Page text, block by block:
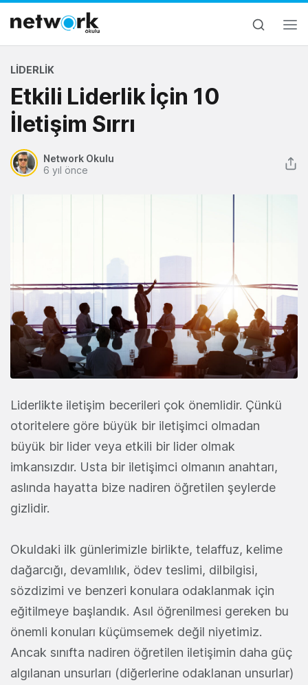
LIDERLIK
Etkili Liderlik İçin 10
İletişim Sırrı
Network Okulu
6 yıl önce
Liderlikte iletişim becerileri çok önemlidir. Çünkü
otoritelere göre büyük bir iletişimci olmadan
büyük bir lider veya etkili bir lider olmak
imkansızdır. Usta bir iletişimci olmanın anahtarı,
aslında hayatta bize nadiren öğretilen şeylerde
gizlidir.
Okuldaki ilk günlerimizle birlikte, telaffuz, kelime
dağarcığı, devamlılık, ödev teslimi, dilbilgisi,
sözdizimi ve benzeri konulara odaklanmak için
eğitilmeye başlandık. Asıl öğrenilmesi gereken bu
önemli konuları küçümsemek değil niyetimiz.
Ancak sınıfta nadiren öğretilen iletişimin daha güç
algılanan unsurları (diğerlerine odaklanan unsurlar)